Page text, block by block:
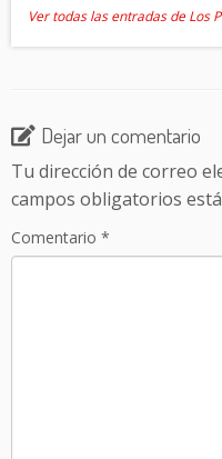
Ver todas las entradas de Los
Dejar un comentario
Tu dirección de correo
campos obligatorios
Comentario *